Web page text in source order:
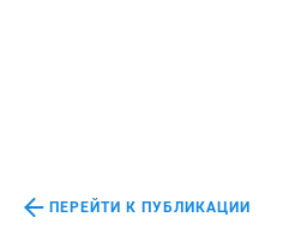
ПЕРЕЙТИ К ПУБЛИКАЦИИ